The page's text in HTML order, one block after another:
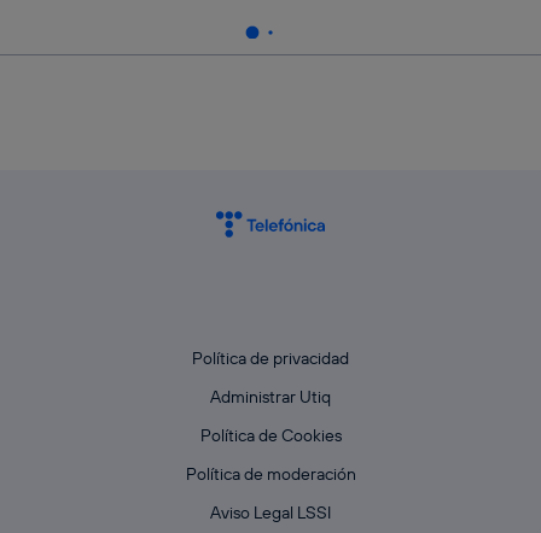
Política de privacidad
Administrar Utiq
Política de Cookies
Política de moderación
Aviso Legal LSSI